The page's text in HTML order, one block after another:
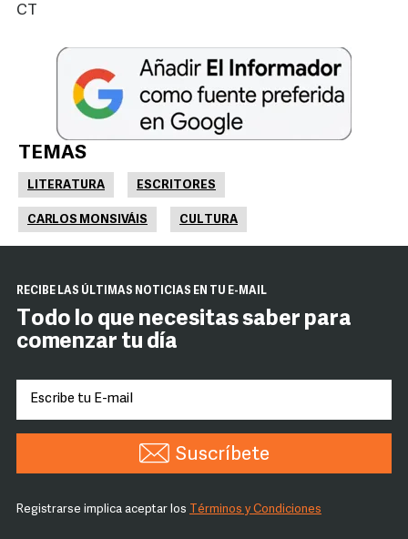
CT
TEMAS
LITERATURA ESCRITORES
CARLOS MONSIVÁIS CULTURA
RECIBE LAS ÚLTIMAS NOTICIAS EN TU E-MAIL
Todo lo que necesitas saber para
comenzar tu día
Suscríbete
Registrarse implica aceptar los Términos y Condiciones